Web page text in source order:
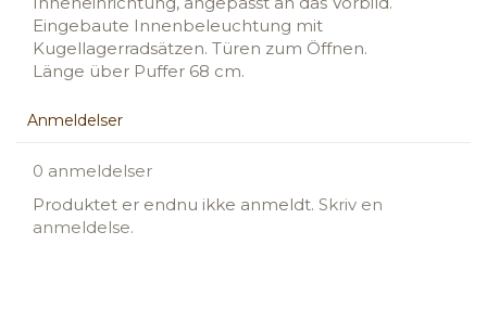
Eingebaute Innenbeleuchtung mit
Kugellagerradsätzen. Türen zum Öffnen.
Länge über Puffer 68 cm.
Anmeldelser
0 anmeldelser
Produktet er endnu ikke anmeldt. Skriv en
anmeldelse.